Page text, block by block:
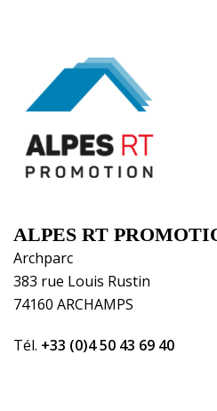
ALPES RT
Archparc
383 rue Louis Rustin
74160 ARCHAMPS
Tél. +33 (0)4 50 43 69 40